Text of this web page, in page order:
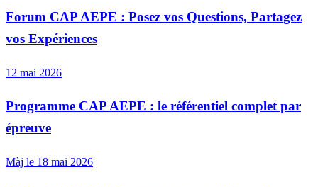
Forum CAP AEPE : Posez vos Questions, Partagez
vos Expériences
12 mai 2026
Programme CAP AEPE : le référentiel complet par
épreuve
Màj le 18 mai 2026